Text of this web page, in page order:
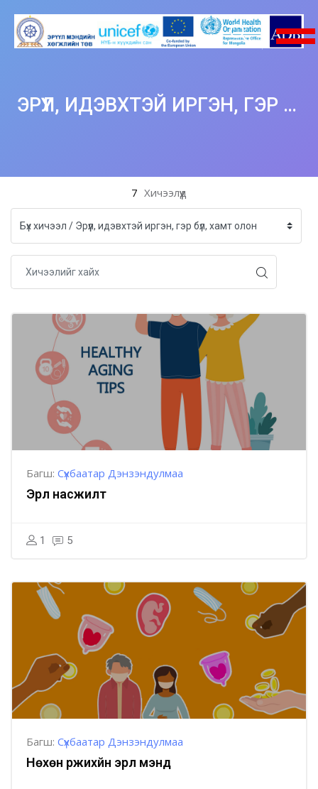
ЭРҮҮЛ, ИДЭВХТЭЙ ИРГЭН, ГЭР БҮЛ, ХАМТ ОЛОН
7 Хичээлүүд
Багш: Сүхбаатар Дэнзэндулмаа
Эрүүл насжилт
1 5
Багш: Сүхбаатар Дэнзэндулмаа
Нөхөн үржихүйн эрүүл мэнд